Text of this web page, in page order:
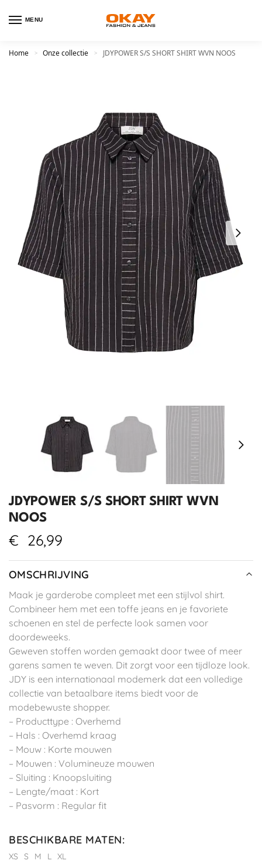
MENU
Home > Onze collectie > JDYPOWER S/S SHORT SHIRT WVN NOOS
JDYPOWER S/S SHORT SHIRT WVN
NOOS
€ 26,99
OMSCHRIJVING
Maak je garderobe compleet met een stijlvol shirt.
Combineer hem met een toffe jeans en je favoriete
schoenen en stel de perfecte look samen voor
doordeweeks.
Geweven stoffen worden gemaakt door twee of meer
garens samen te weven. Dit zorgt voor een tijdloze look.
JDY is een internationaal modemerk dat een volledige
collectie van betaalbare items biedt voor de
modebewuste shopper.
– Producttype : Overhemd
– Hals : Overhemd kraag
– Mouw : Korte mouwen
– Mouwen : Volumineuze mouwen
– Sluiting : Knoopsluiting
– Lengte/maat : Kort
– Pasvorm : Regular fit
BESCHIKBARE MATEN:
XS S M L XL